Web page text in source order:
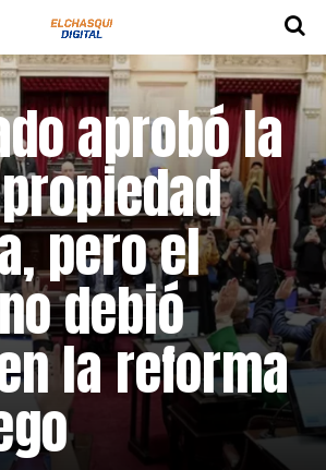
aprobó la
pero el
debió
la reforma